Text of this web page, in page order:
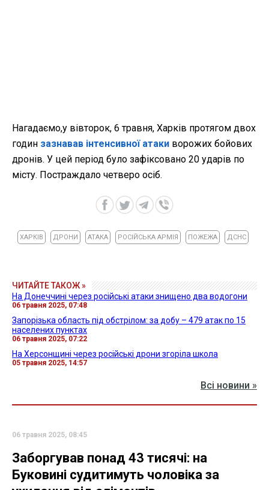
Нагадаємо,у вівторок, 6 травня, Харків протягом двох
годин зазнавав інтенсивної атаки ворожих бойових
дронів. У цей період було зафіксовано 20 ударів по
місту. Постраждало четверо осіб.
ХАРКІВ ДРОНИ АТАКА РОСІЙСЬКА АРМІЯ ПОЖЕЖА ДСНС
ЧИТАЙТЕ ТАКОЖ »
На Донеччині через російські атаки знищено два водогони
06 травня 2025, 07:48
Запорізька область під обстрілом: за добу – 479 атак по 15
населених пунктах
06 травня 2025, 07:22
На Херсонщині через російські дрони згоріла школа
05 травня 2025, 14:57
Всі новини »
06 травня 2025, 08:45
Заборгував понад 43 тисячі: на
Буковині судитимуть чоловіка за